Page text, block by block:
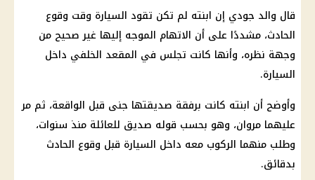
قال والد جودي إن ابنته لم تكن تقود السيارة وقت وقوع
الحادث، مشددًا على أن الاتهام الموجه إليها غير صحيح من
وجهة نظره، وأنها كانت تجلس في المقعد الخلفي داخل
السيارة.
وأوضح أن ابنته كانت برفقة صديقتها جنى قبل الواقعة، ثم مر
عليهما مروان، وهو بحسب قوله صديق للعائلة منذ سنوات،
وطلب منهما الركوب معه داخل السيارة قبل وقوع الحادث
بدقائق.